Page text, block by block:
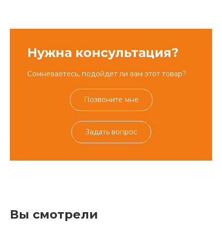
Нужна консультация?
Сомневаетесь, подойдет ли вам этот товар?
Позвоните мне
Задать вопрос
Вы смотрели